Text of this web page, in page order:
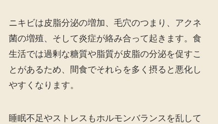
ニキビは皮脂分泌の増加、毛穴のつまり、アクネ
菌の増殖、そして炎症が絡み合って起きます。食
生活では過剰な糖質や脂質が皮脂の分泌を促すこ
とがあるため、間食でそれらを多く摂ると悪化し
やすくなります。
睡眠不足やストレスもホルモンバランスを乱して